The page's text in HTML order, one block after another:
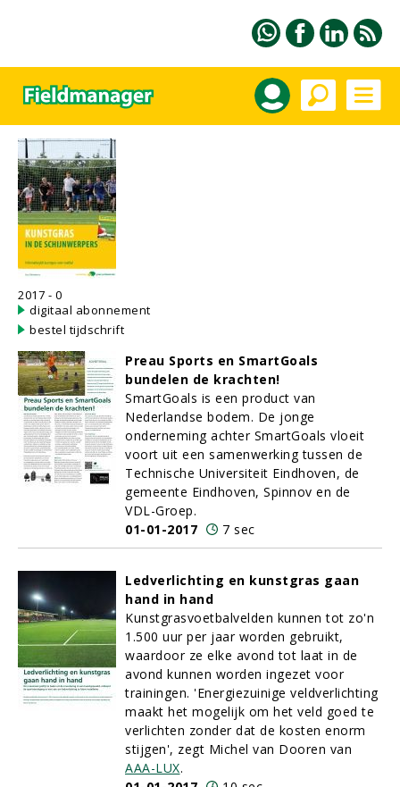
2017 - 0
digitaal abonnement
bestel tijdschrift
Preau Sports en SmartGoals
bundelen de krachten!
SmartGoals is een product van
Nederlandse bodem. De jonge
onderneming achter SmartGoals vloeit
voort uit een samenwerking tussen de
Technische Universiteit Eindhoven, de
gemeente Eindhoven, Spinnov en de
VDL-Groep.
01-01-2017
7 sec
Ledverlichting en kunstgras gaan
hand in hand
Kunstgrasvoetbalvelden kunnen tot zo'n
1.500 uur per jaar worden gebruikt,
waardoor ze elke avond tot laat in de
avond kunnen worden ingezet voor
trainingen. 'Energiezuinige veldverlichting
maakt het mogelijk om het veld goed te
verlichten zonder dat de kosten enorm
stijgen', zegt Michel van Dooren van
AAA-LUX.